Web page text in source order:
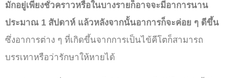
มักอยู่เพียงชั่วคราวหรือในบางรายก็อาจจะมีอาการนาน
ประมาณ 1 สัปดาห์ แล้วหลังจากนั้นอาการก็จะค่อย ๆ ดีขึ้น
ซึ่งอาการต่าง ๆ ที่เกิดขึ้นจากการเป็นไข้คีโตก็สามารถ
บรรเทาหรือว่ารักษาให้หายได้